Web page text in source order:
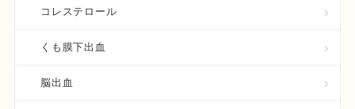
コレステロール
くも膜下出血
脳出血